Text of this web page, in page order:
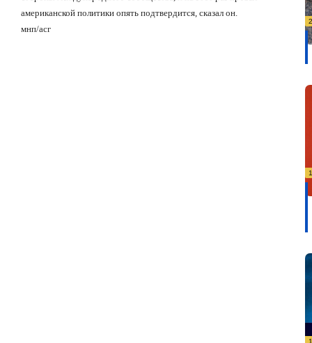
американской политики опять подтвердится, сказал он.
мнп/асг